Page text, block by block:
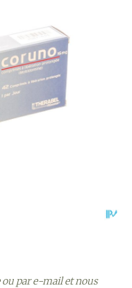
par e-mail et nous